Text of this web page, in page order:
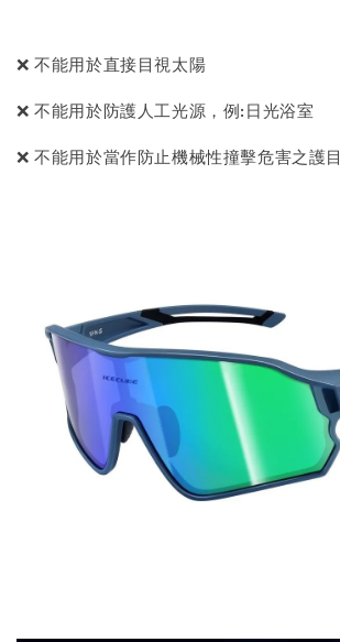
❌ 不能用於直接目視太陽
❌ 不能用於防護人工光源，例:日光浴室
❌ 不能用於當作防止機械性撞擊危害之護